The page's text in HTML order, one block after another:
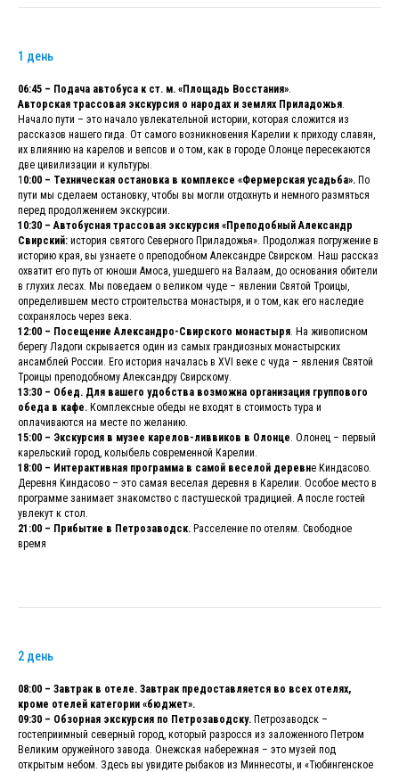
1 день
06:45 – Подача автобуса к ст. м. «Площадь Восстания»
Авторская трассовая экскурсия о народах и землях Приладожья
Начало пути – это начало увлекательной истории, которая сложится из
рассказов нашего гида. От самого возникновения Карелии к приходу славян,
их влиянию на карелов и вепсов и о том, как в городе Олонце пересекаются
две цивилизации и культуры.
1 0:00 – Техническая остановка в комплексе «Фермерская усадьба». По
пути мы сделаем остановку, чтобы вы могли отдохнуть и немного размяться
перед продолжением экскурсии.
10:30 – Автобусная трассовая экскурсия «Преподобный Александр
Свирский: история святого Северного Приладожья». Продолжая погружение в
историю края, вы узнаете о преподобном Александре Свирском. Наш рассказ
охватит его путь от юноши Амоса, ушедшего на Валаам, до основания обители
в глухих лесах. Мы поведаем о великом чуде – явлении Святой Троицы,
определившем место строительства монастыря, и о том, как его наследие
сохранялось через века.
12:00 – Посещение Александро-Свирского монастыря . На живописном
берегу Ладоги скрывается один из самых грандиозных монастырских
ансамблей России. Его история началась в XVI веке с чуда – явления Святой
Троицы преподобному Александру Свирскому.
13:30 – Обед. Для вашего удобства возможна организация группового
обеда в кафе. Комплексные обеды не входят в стоимость тура и
оплачиваются на месте по желанию.
15:00 – Экскурсия в музее карелов-ливвиков в Олонце . Олонец – первый
карельский город, колыбель современной Карелии.
18:00 – Интерактивная программа в самой веселой деревне Киндасово.
Деревня Киндасово – это самая веселая деревня в Карелии. Особое место в
программе занимает знакомство с пастушеской традицией. А после гостей
увлекут к стол.
21:00 – Прибытие в Петрозаводск. Расселение по отелям. Свободное
время
2 день
08:00 – Завтрак в отеле. Завтрак предоставляется во всех отелях,
кроме отелей категории «бюджет».
09:30 – Обзорная экскурсия по Петрозаводску. Петрозаводск –
гостеприимный северный город, который разросся из заложенного Петром
Великим оружейного завода. Онежская набережная – это музей под
открытым небом. Здесь вы увидите рыбаков из Миннесоты, и «Тюбингенское